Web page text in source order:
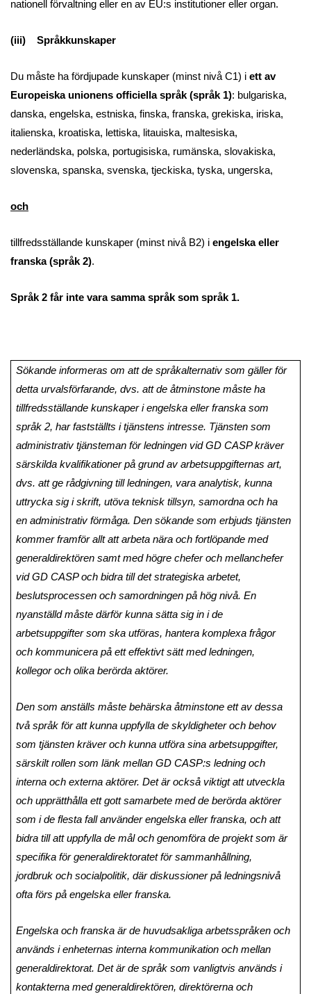
nationell förvaltning eller en av EU:s institutioner eller organ.
(iii) Språkkunskaper
Du måste ha fördjupade kunskaper (minst nivå C1) i ett av
Europeiska unionens officiella språk (språk 1): bulgariska,
danska, engelska, estniska, finska, franska, grekiska, iriska,
italienska, kroatiska, lettiska, litauiska, maltesiska,
nederländska, polska, portugisiska, rumänska, slovakiska,
slovenska, spanska, svenska, tjeckiska, tyska, ungerska,
och
tillfredsställande kunskaper (minst nivå B2) i engelska eller
franska (språk 2).
Språk 2 får inte vara samma språk som språk 1.
Sökande informeras om att de språkalternativ som gäller för
detta urvalsförfarande, dvs. att de åtminstone måste ha
tillfredsställande kunskaper i engelska eller franska som
språk 2, har fastställts i tjänstens intresse. Tjänsten som
administrativ tjänsteman för ledningen vid GD CASP kräver
särskilda kvalifikationer på grund av arbetsuppgifternas art,
dvs. att ge rådgivning till ledningen, vara analytisk, kunna
uttrycka sig i skrift, utöva teknisk tillsyn, samordna och ha
en administrativ förmåga. Den sökande som erbjuds tjänsten
kommer framför allt att arbeta nära och fortlöpande med
generaldirektören samt med högre chefer och mellanchefer
vid GD CASP och bidra till det strategiska arbetet,
beslutsprocessen och samordningen på hög nivå. En
nyanställd måste därför kunna sätta sig in i de
arbetsuppgifter som ska utföras, hantera komplexa frågor
och kommunicera på ett effektivt sätt med ledningen,
kollegor och olika berörda aktörer.
Den som anställs måste behärska åtminstone ett av dessa
två språk för att kunna uppfylla de skyldigheter och behov
som tjänsten kräver och kunna utföra sina arbetsuppgifter,
särskilt rollen som länk mellan GD CASP:s ledning och
interna och externa aktörer. Det är också viktigt att utveckla
och upprätthålla ett gott samarbete med de berörda aktörer
som i de flesta fall använder engelska eller franska, och att
bidra till att uppfylla de mål och genomföra de projekt som är
specifika för generaldirektoratet för sammanhållning,
jordbruk och socialpolitik, där diskussioner på ledningsnivå
ofta förs på engelska eller franska.
Engelska och franska är de huvudsakliga arbetsspråken och
används i enheternas interna kommunikation och mellan
generaldirektorat. Det är de språk som vanligtvis används i
kontakterna med generaldirektören, direktörerna och